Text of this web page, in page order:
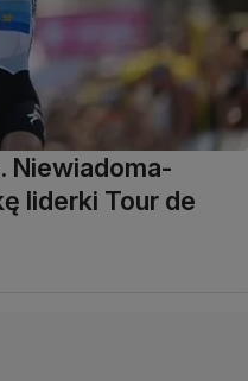
Niewiadoma-
liderki Tour de